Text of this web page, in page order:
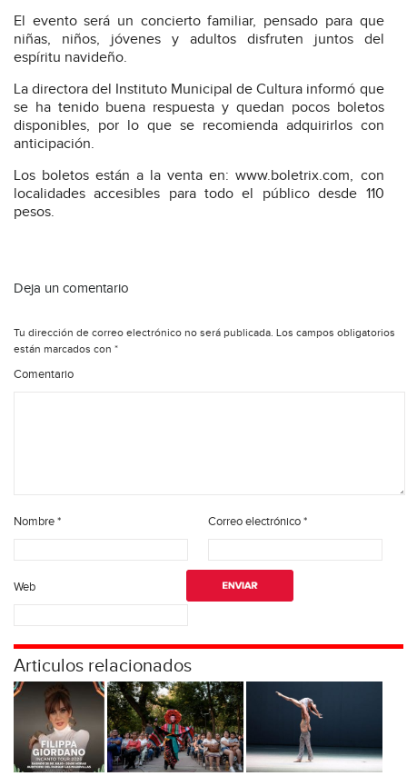
El evento será un concierto familiar, pensado para que
niñas, niños, jóvenes y adultos disfruten juntos del
espíritu navideño.
La directora del Instituto Municipal de Cultura informó que
se ha tenido buena respuesta y quedan pocos boletos
disponibles, por lo que se recomienda adquirirlos con
anticipación.
Los boletos están a la venta en: www.boletrix.com, con
localidades accesibles para todo el público desde 110
pesos.
Deja un comentario
Tu dirección de correo electrónico no será publicada. Los campos obligatorios
están marcados con *
Comentario
Nombre* Correo electrónico*
Web
Articulos relacionados